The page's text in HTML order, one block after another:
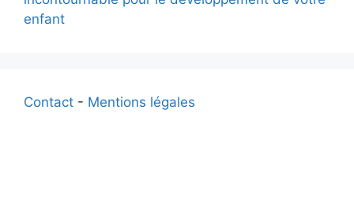
enfant
Contact - Mentions légales